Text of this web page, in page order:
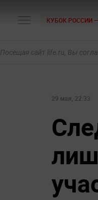
КУБОК РОССИИ
Посещая сайт life.ru, Вы
29 мая, 22:33